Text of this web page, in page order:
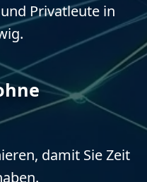
Privatleute in
damit Sie Zeit